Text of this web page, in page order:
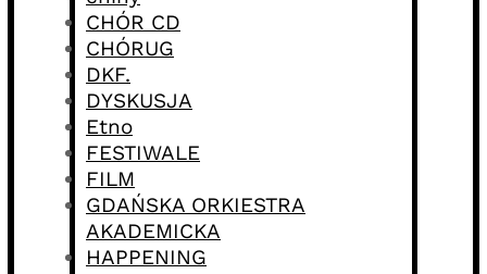
CHÓR CD
CHÓRUG
DKF.
DYSKUSJA
Etno
FESTIWALE
FILM
GDAŃSKA ORKIESTRA
AKADEMICKA
HAPPENING